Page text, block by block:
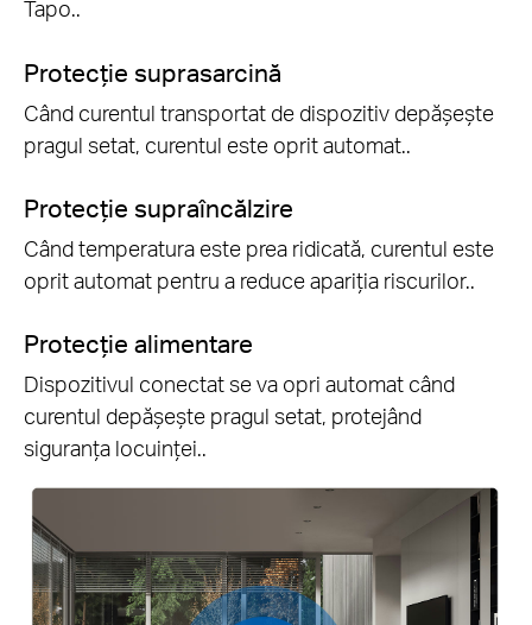
Tapo..
Protecție suprasarcină
Când curentul transportat de dispozitiv depășește
pragul setat, curentul este oprit automat..
Protecție supraîncălzire
Când temperatura este prea ridicată, curentul este
oprit automat pentru a reduce apariția riscurilor..
Protecție alimentare
Dispozitivul conectat se va opri automat când
curentul depășește pragul setat, protejând
siguranța locuinței..